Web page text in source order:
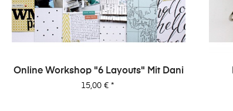
Online Workshop "6 Layouts" Mit Dani
Preis
15,00 €*